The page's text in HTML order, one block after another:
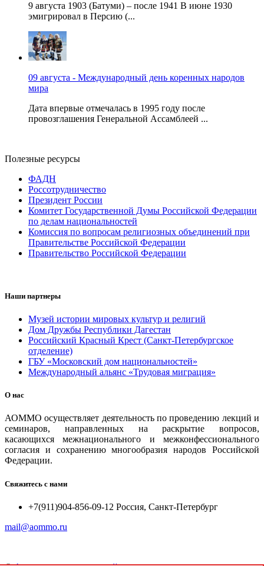
9 августа 1903 (Батуми) – после 1941 В июне 1930
эмигрировал в Персию (...
09 августа - Международный день коренных народов
мира
Дата впервые отмечалась в 1995 году после
провозглашения Генеральной Ассамблеей ...
Полезные ресурсы
ФАДН
Россотрудничество
Президент России
Комитет Государственной Думы Российской Федерации
по делам национальностей
Комиссия по вопросам религиозных объединений при
Правительстве Российской Федерации
Правительство Российской Федерации
Наши партнеры
Музей истории мировых культур и религий
Дом Дружбы Республики Дагестан
Российский Красный Крест (Санкт-Петербургское
отделение)
ГБУ «Московский дом национальностей»
Международный альянс «Трудовая миграция»
О нас
АОММО осуществляет деятельность по проведению лекций и
семинаров, направленных на раскрытие вопросов,
касающихся межнационального и межконфессионального
согласия и сохранению многообразия народов Российской
Федерации.
Свяжитесь с нами
+7(911)904-856-09-12 Россия, Санкт-Петербург
mail@aommo.ru